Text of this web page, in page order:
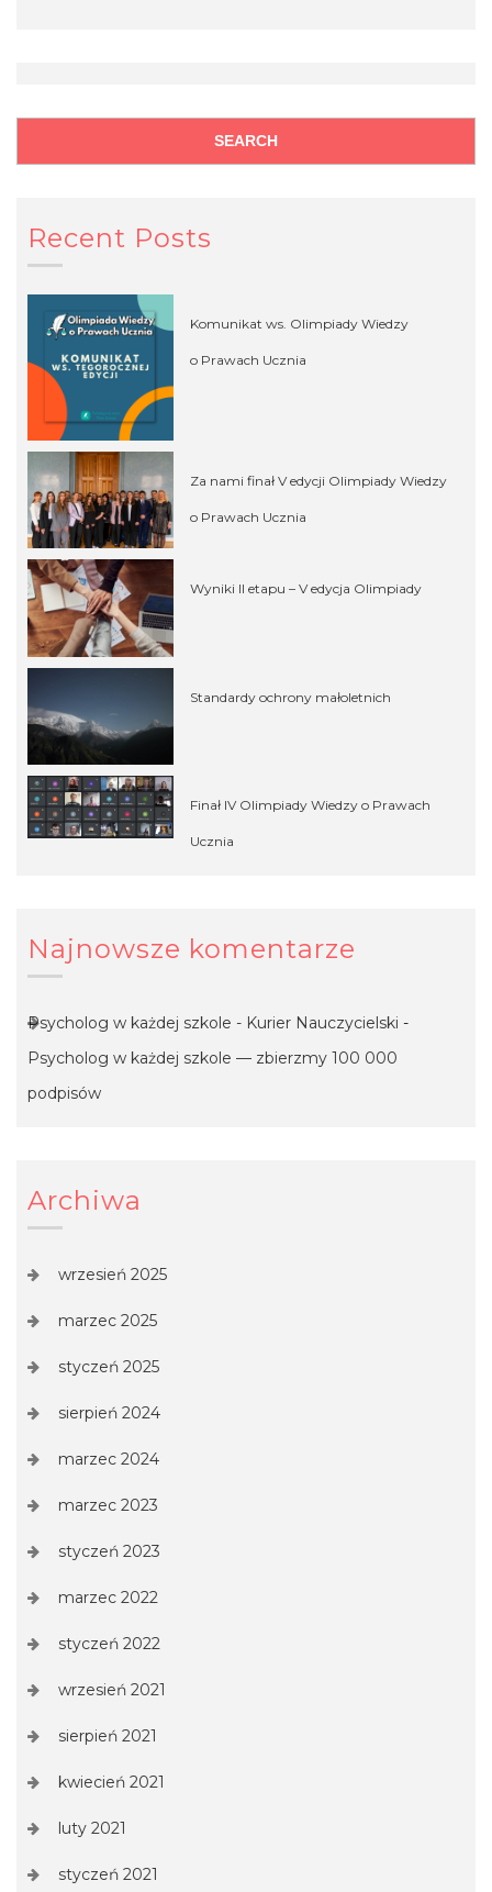
Recent Posts
Komunikat ws. Olimpiady Wiedzy
o Prawach Ucznia
Za nami finał V edycji Olimpiady Wiedzy
o Prawach Ucznia
Wyniki II etapu – V edycja Olimpiady
Standardy ochrony małoletnich
Finał IV Olimpiady Wiedzy o Prawach
Ucznia
Najnowsze komentarze
Psycholog w każdej szkole - Kurier Nauczycielski -
Psycholog w każdej szkole — zbierzmy 100 000
podpisów
Archiwa
wrzesień 2025
marzec 2025
styczeń 2025
sierpień 2024
marzec 2024
marzec 2023
styczeń 2023
marzec 2022
styczeń 2022
wrzesień 2021
sierpień 2021
kwiecień 2021
luty 2021
styczeń 2021